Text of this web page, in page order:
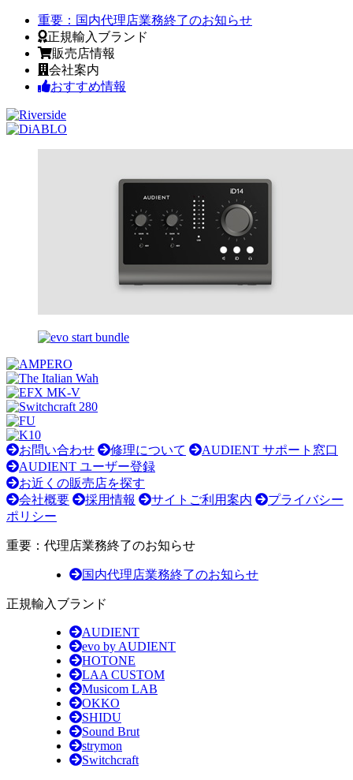
重要： 国内代理店業務終了のお知らせ
正規輸入ブランド
販売店情報
会社案内
おすすめ情報
お問い合わせ 修理について
AUDIENT サポート窓口
AUDIENT ユーザー登録
お近くの販売店を探す
会社概要
採用情報 サイトご利用案内
プライバシー
ポリシー
重要：代理店業務終了のお知らせ
国内代理店業務終了のお知らせ
正規輸入ブランド
AUDIENT
evo by AUDIENT
HOTONE
LAA CUSTOM
Musicom LAB
OKKO
SHIDU
Sound Brut
strymon
Switchcraft